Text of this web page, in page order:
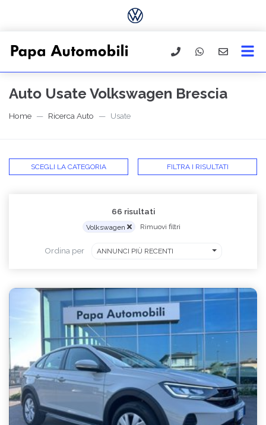
Auto Usate Volkswagen Brescia
Home Ricerca Auto Usate
SCEGLI LA CATEGORIA FILTRA I RISULTATI
66 risultati
Volkswagen Rimuovi filtri
Ordina per ANNUNCI PIÙ RECENTI